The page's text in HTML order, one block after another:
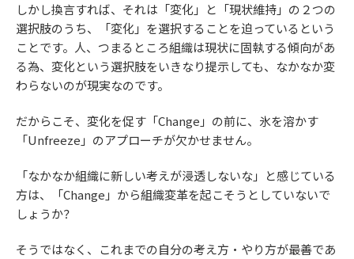
しかし換言すれば、それは「変化」と「現状維持」の２つの
選択肢のうち、「変化」を選択することを迫っているという
ことです。人、つまるところ組織は現状に固執する傾向があ
る為、変化という選択肢をいきなり提示しても、なかなか変
わらないのが現実なのです。
だからこそ、変化を促す「Change」の前に、氷を溶かす
「Unfreeze」のアプローチが欠かせません。
「なかなか組織に新しい考えが浸透しないな」と感じている
方は、「Change」から組織変革を起こそうとしていないで
しょうか？
そうではなく、これまでの自分の考え方・やり方が最善であ